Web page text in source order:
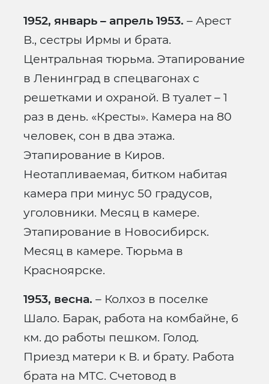
1952, январь – апрель 1953. – Арест
В., сестры Ирмы и брата.
Центральная тюрьма. Этапирование
в Ленинград в спецвагонах с
решетками и охраной. В туалет – 1
раз в день. «Кресты». Камера на 80
человек, сон в два этажа.
Этапирование в Киров.
Неотапливаемая, битком набитая
камера при минус 50 градусов,
уголовники. Месяц в камере.
Этапирование в Новосибирск.
Месяц в камере. Тюрьма в
Красноярске.
1953, весна. – Колхоз в поселке
Шало. Барак, работа на комбайне, 6
км. до работы пешком. Голод.
Приезд матери к В. и брату. Работа
брата на МТС. Счетовод в